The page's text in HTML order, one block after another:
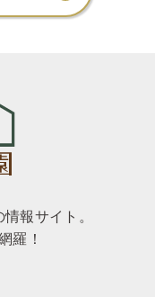
報サイト。
羅！